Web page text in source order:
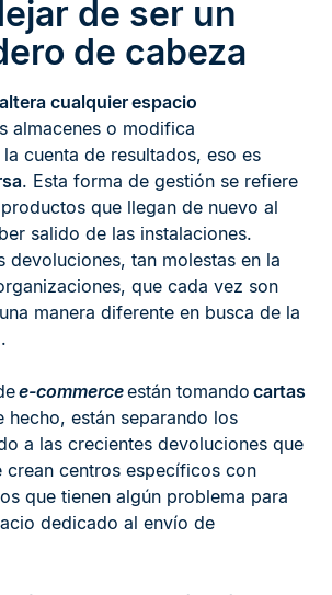
de ser un
de cabeza
altera cualquierespacio
almacenes o modifica
cuenta de resultados, eso es
. Esta forma de gestión se refiere
que llegan de nuevo al
salido de las instalaciones.
devoluciones, tan molestas en la
que cada vez son
manera diferente en busca de la
e-commerceestán tomando cartas
hecho, están separando los
a las crecientes devoluciones que
crean centros específicos con
que tienen algún problema para
dedicado al envío de